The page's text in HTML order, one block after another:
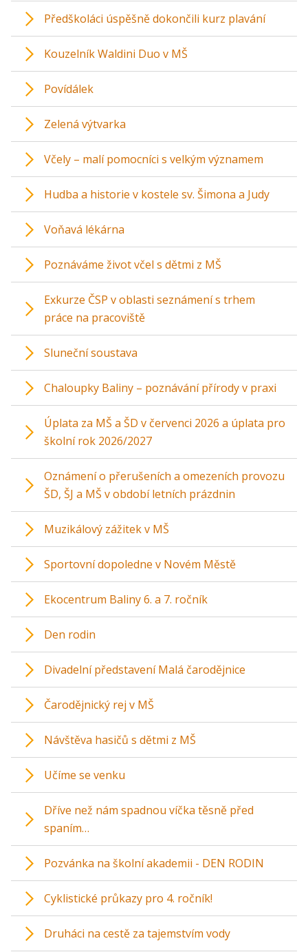
Předškoláci úspěšně dokončili kurz plavání
Kouzelník Waldini Duo v MŠ
Povídálek
Zelená výtvarka
Včely – malí pomocníci s velkým významem
Hudba a historie v kostele sv. Šimona a Judy
Voňavá lékárna
Poznáváme život včel s dětmi z MŠ
Exkurze ČSP v oblasti seznámení s trhem
práce na pracoviště
Sluneční soustava
Chaloupky Baliny – poznávání přírody v praxi
Úplata za MŠ a ŠD v červenci 2026 a úplata pro
školní rok 2026/2027
Oznámení o přerušeních a omezeních provozu
ŠD, ŠJ a MŠ v období letních prázdnin
Muzikálový zážitek v MŠ
Sportovní dopoledne v Novém Městě
Ekocentrum Baliny 6. a 7. ročník
Den rodin
Divadelní představení Malá čarodějnice
Čarodějnický rej v MŠ
Návštěva hasičů s dětmi z MŠ
Učíme se venku
Dříve než nám spadnou víčka těsně před
spaním…
Pozvánka na školní akademii - DEN RODIN
Cyklistické průkazy pro 4. ročník!
Druháci na cestě za tajemstvím vody